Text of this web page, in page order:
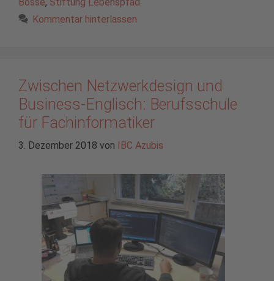
Kommentar hinterlassen
Zwischen Netzwerkdesign und
Business-Englisch: Berufsschule
für Fachinformatiker
3. Dezember 2018 von IBC Azubis